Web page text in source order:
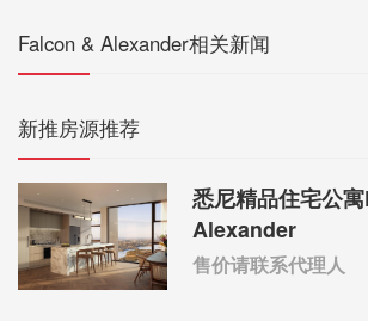
Falcon & Alexander相关新闻
新推房源推荐
悉尼精品住宅公
Alexander
售价请联系代理人